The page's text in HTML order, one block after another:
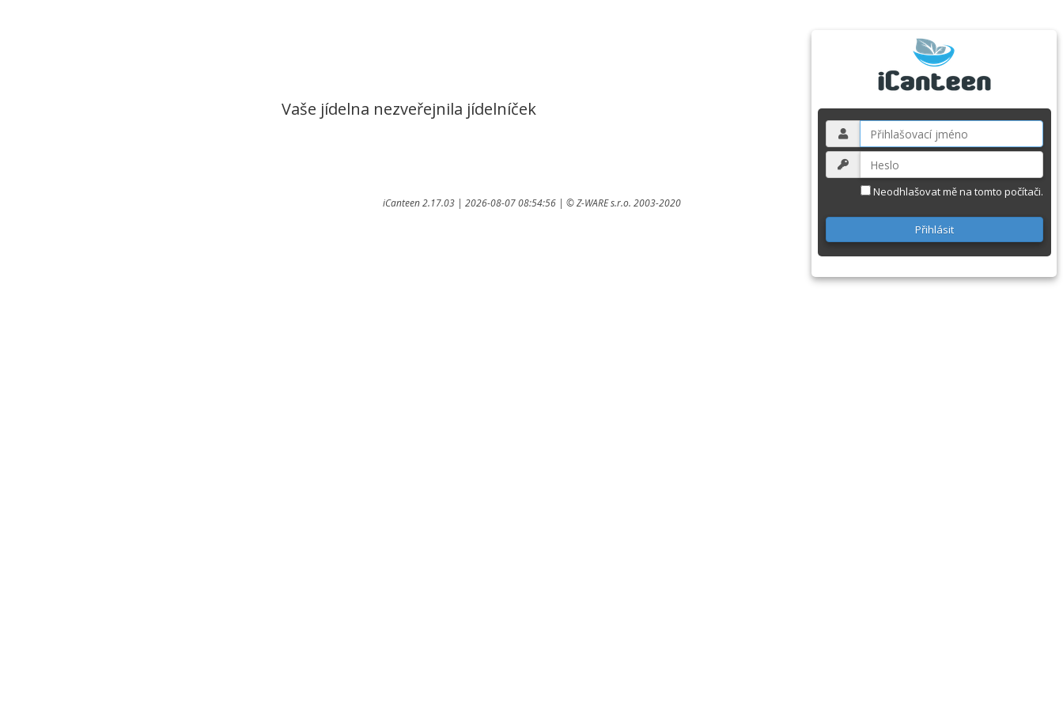
Neodhlašovat mě na tomto počítači.
Vaše jídelna nezveřejnila jídelníček
iCanteen 2.17.03 | 2026-08-07 08:54:56 | ©Z-WARE s.r.o. 2003-2020